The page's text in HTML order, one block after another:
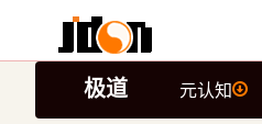
极道 元认知